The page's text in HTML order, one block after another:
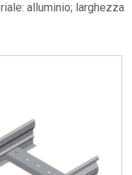
alluminio; larghezza